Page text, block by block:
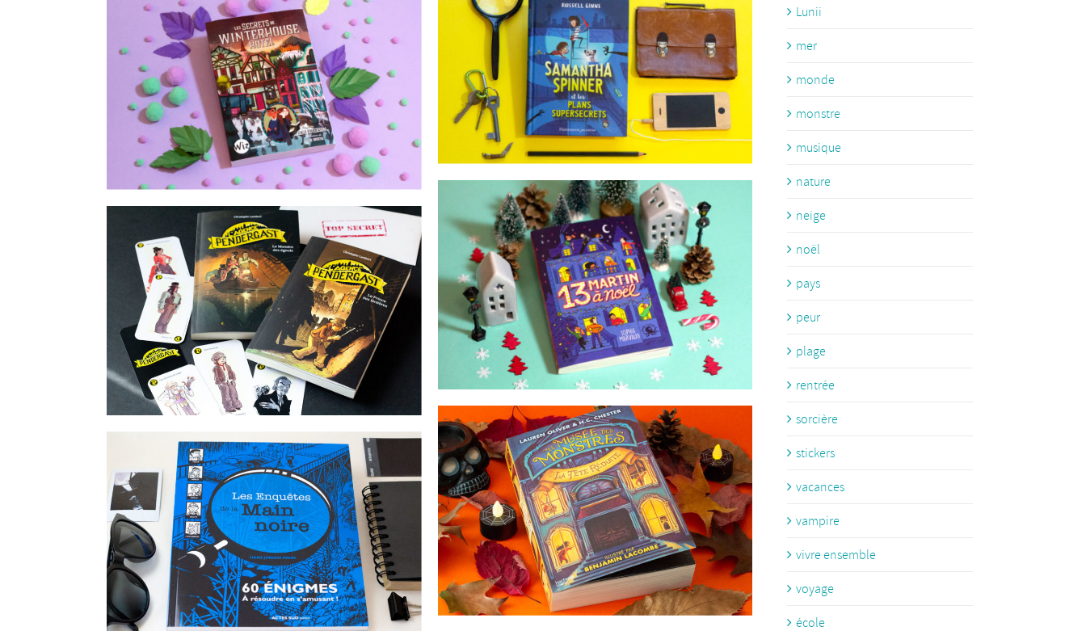
09 ANS
13 Martin à Noël
ADO
Le musée des monstres T1: la tête réduite
10 ANS
Sherlock, Lupin et moi (Tome 5): le château
de glace
Lunii
mer
monde
monstre
musique
nature
neige
noël
pays
peur
plage
rentrée
sorcière
stickers
vacances
vampire
vivre ensemble
voyage
école